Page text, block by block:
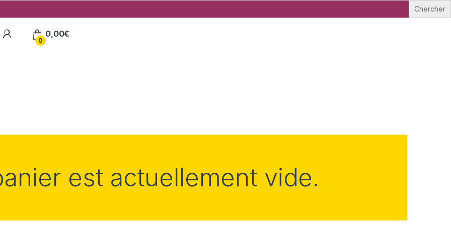
My Account
0
0,00€
est actuellement vide.